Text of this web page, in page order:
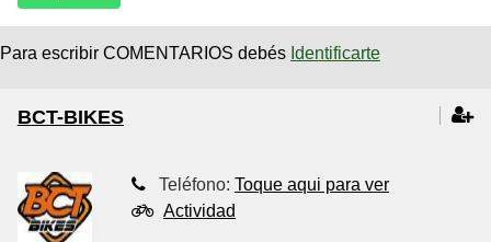
Para escribir COMENTARIOS debés Identificarte
BCT-BIKES
Teléfono: Toque aqui para ver
Actividad